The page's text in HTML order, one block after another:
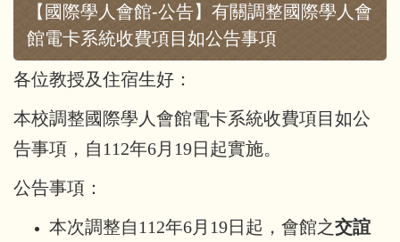
【國際學人會館-公告】有關調整國際學人會
館電卡系統收費項目如公告事項
各位教授及住宿生好：
本校調整國際學人會館電卡系統收費項目如公
告事項，自112年6月19日起實施。
公告事項：
本次調整自112年6月19日起，會館之交誼